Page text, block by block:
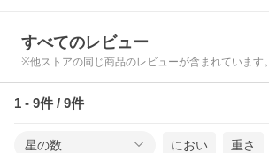
すべてのレビュー
※他ストアの同じ商品のレビューが含まれています。
1 - 9件 / 9件
星の数 におい 重さ